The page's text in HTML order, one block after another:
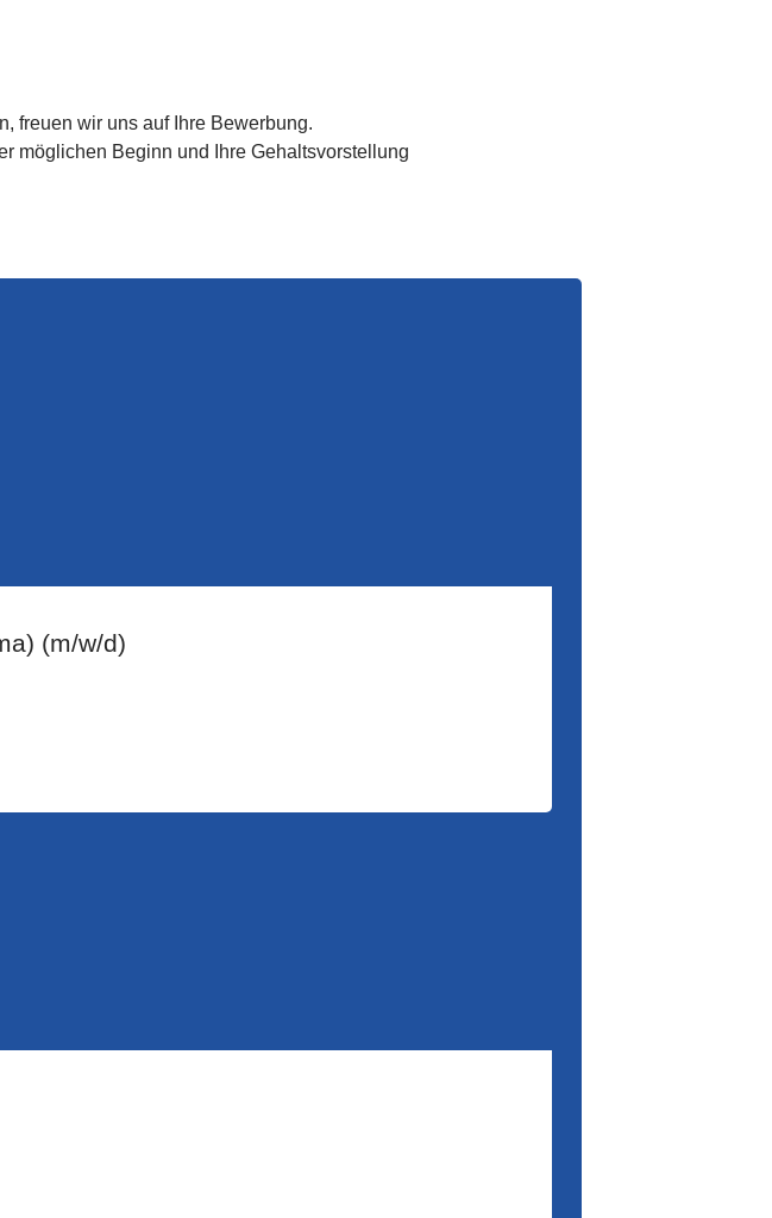
freuen wir uns auf Ihre Bewerbung.
möglichen Beginn und Ihre Gehaltsvorstellung
(m/w/d)